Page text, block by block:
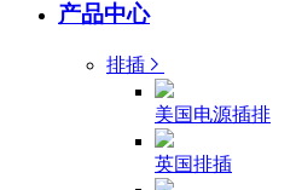
产品中心
排插
美国电源插排
英国排插